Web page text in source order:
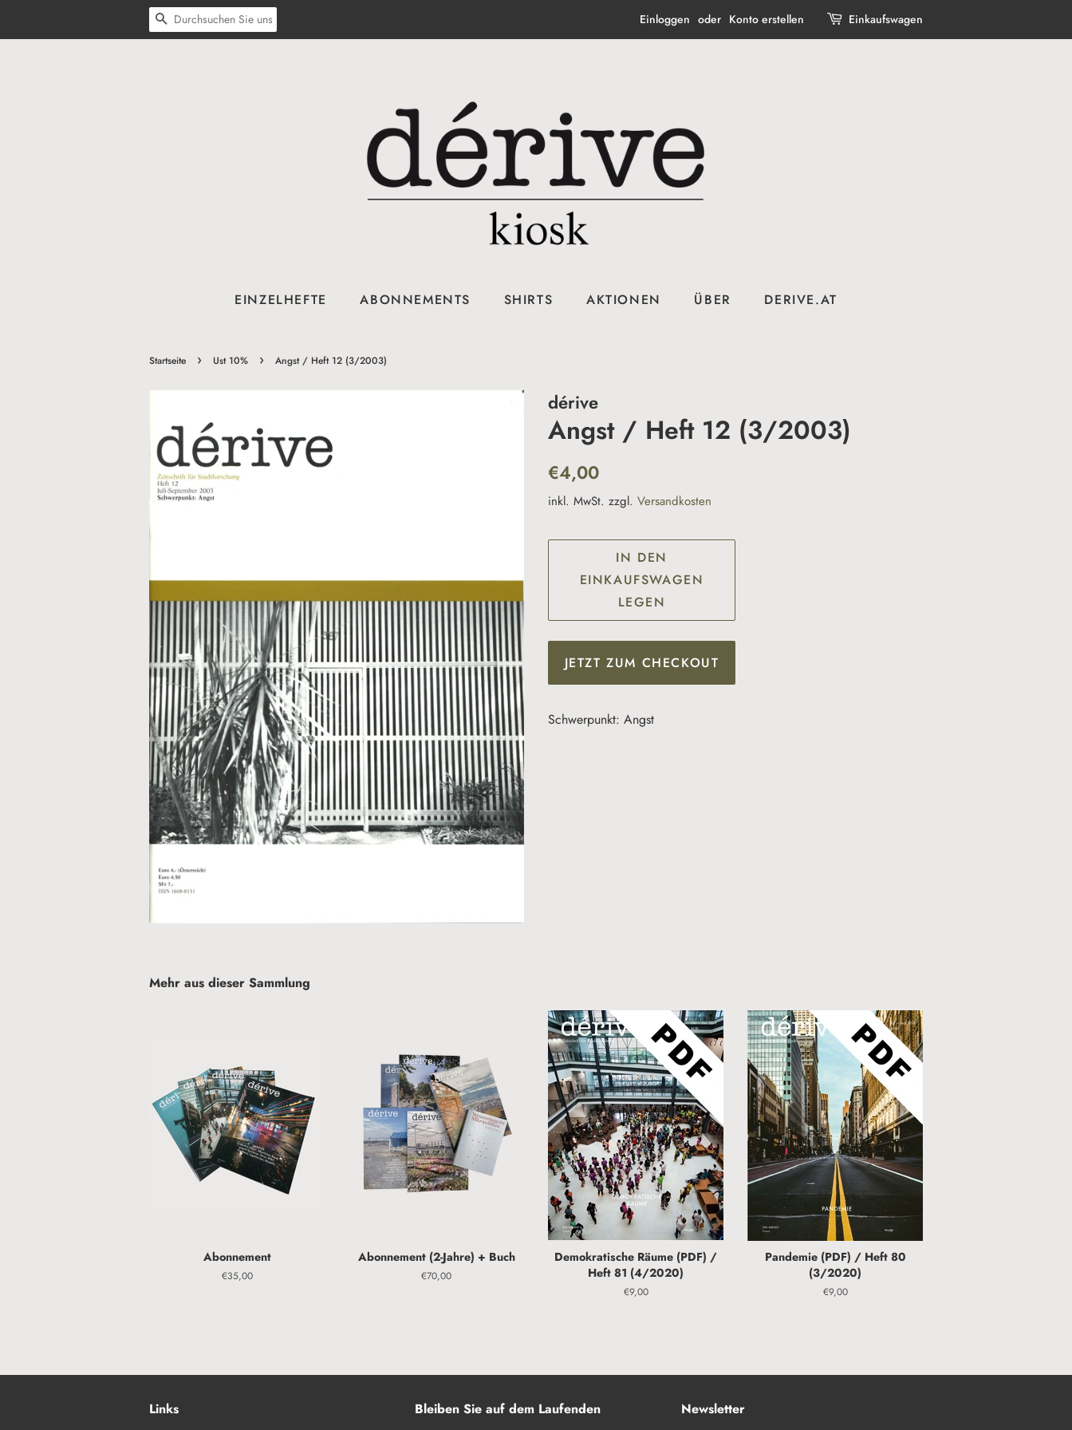
SUCHEN Einloggen oder Konto erstellen Einkaufswagen
EINZELHEFTE ABONNEMENTS SHIRTS AKTIONEN ÜBER DERIVE.AT
Startseite › Ust 10% › Angst / Heft 12 (3/2003)
dérive
Angst / Heft 12 (3/2003)
Normaler
€4,00
inkl. MwSt. zzgl. Versandkosten
IN DEN
EINKAUFSWAGEN
LEGEN
JETZT ZUM CHECKOUT
Schwerpunkt: Angst
Mehr aus dieser Sammlung
Abonnement
Normaler
€35,00
Abonnement (2-Jahre) + Buch
Normaler
€70,00
Demokratische Räume (PDF) /
Heft 81 (4/2020)
Normaler
€9,00
Pandemie (PDF) / Heft 80
(3/2020)
Normaler
€9,00
Links Bleiben Sie auf dem Laufenden Newsletter